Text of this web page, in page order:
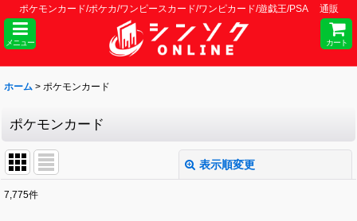
ポケモンカード/ポケカ/ワンピースカード/ワンピカード/遊戯王/PSA 通販
メニュー カート
ホーム > ポケモンカード
ポケモンカード
表示順変更
7,775件